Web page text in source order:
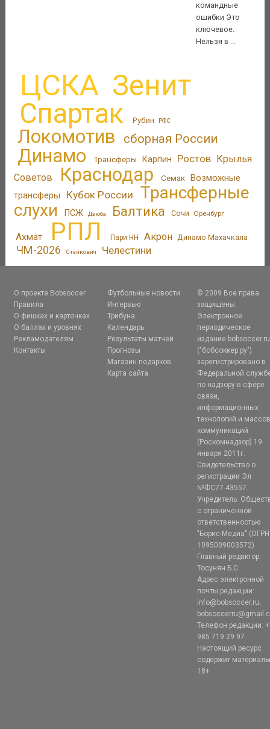
командные
ошибки Это
ключевое.
Нельзя в ...
ЦСКА Зенит
Спартак Рубин РФС
Локомотив сборная России
Динамо Трансферы Карпин Ростов
Крылья
Советов
Краснодар Семак Возможные
трансферы
Кубок России
Трансферные
слухи
ПСЖ Дзюба Балтика Сочи Оренбург
Ахмат РПЛ Пари НН Акрон Динамо Махачкала
ЧМ-2026 Станкович Челестини
О проекте Bobsoccer
Правила
О фишках и карточках
О баллах и уровнях
Рекламодателям
Контакты
Футбольные новости
Интервью
Трибуна
Календарь
Результаты матчей
Прогнозы
Магазин подарков
Карта сайта
© 2009 Все права
защищены.
Электронное
периодическое
издание bobsoccer.ru
("бобсоккер.ру")
зарегистрировано в
Федеральной
по надзору в сфере
связи,
информационных
технологий и
коммуникаций
(Роскомнадзор) 19
января 2011г.
Свидетельство о
регистрации Эл
№ФС77-43557.
Учредитель:
с ограниченной
ответственностью
"Борис-Медиа" (ОГРН
1095009003572)
Главный редактор:
Тосунян Б.С.
Адрес электронной
почты редакции:
info@bobsoccer.ru;
Телефон редакции:
985 719 29 97
Настоящий ресурс
содержит
18+